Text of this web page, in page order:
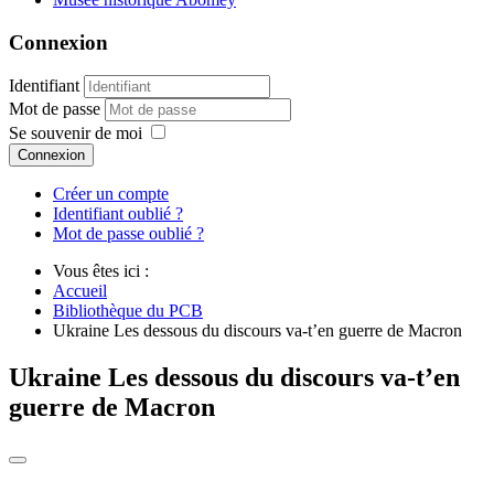
Connexion
Identifiant
Mot de passe
Se souvenir de moi
Connexion
Créer un compte
Identifiant oublié ?
Mot de passe oublié ?
Vous êtes ici :
Accueil
Bibliothèque du PCB
Ukraine Les dessous du discours va-t’en guerre de Macron
Ukraine Les dessous du discours va-t’en
guerre de Macron